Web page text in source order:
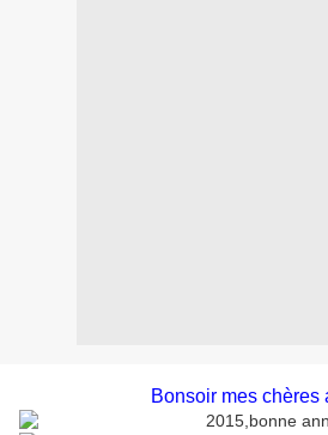
Bonsoir mes chères